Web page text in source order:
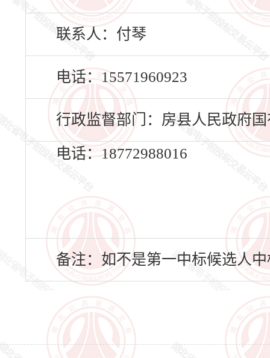
联系人：付琴
电话：15571960923
行政监督部门：房县人民政府
电话：18772988016
备注：如不是第一中标候选人中